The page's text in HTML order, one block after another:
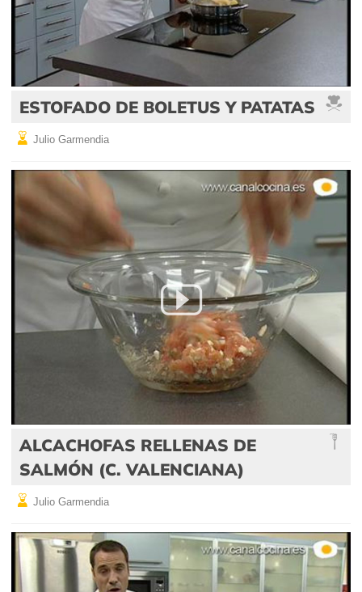
ESTOFADO DE BOLETUS Y PATATAS
Julio Garmendia
ALCACHOFAS RELLENAS DE
SALMÓN (C. VALENCIANA)
Julio Garmendia